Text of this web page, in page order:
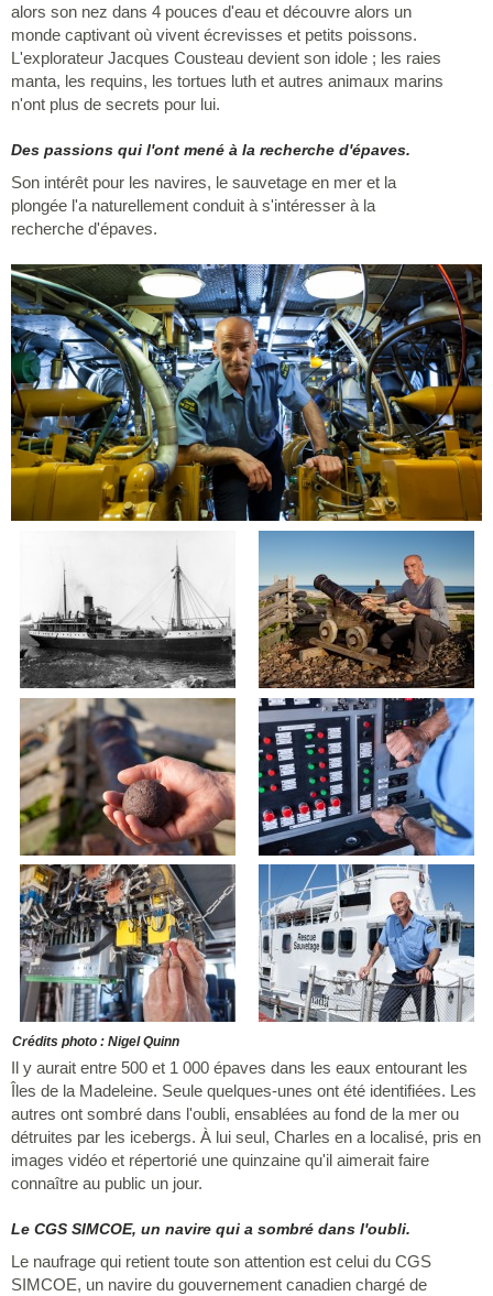
alors son nez dans 4 pouces d'eau et découvre alors un
monde captivant où vivent écrevisses et petits poissons.
L'explorateur Jacques Cousteau devient son idole ; les raies
manta, les requins, les tortues luth et autres animaux marins
n'ont plus de secrets pour lui.
Des passions qui l'ont mené à la recherche d'épaves.
Son intérêt pour les navires, le sauvetage en mer et la
plongée l'a naturellement conduit à s'intéresser à la
recherche d'épaves.
Crédits photo : Nigel Quinn
Il y aurait entre 500 et 1 000 épaves dans les eaux entourant les
Îles de la Madeleine. Seule quelques-unes ont été identifiées. Les
autres ont sombré dans l'oubli, ensablées au fond de la mer ou
détruites par les icebergs. À lui seul, Charles en a localisé, pris en
images vidéo et répertorié une quinzaine qu'il aimerait faire
connaître au public un jour.
Le CGS SIMCOE, un navire qui a sombré dans l'oubli.
Le naufrage qui retient toute son attention est celui du CGS
SIMCOE, un navire du gouvernement canadien chargé de